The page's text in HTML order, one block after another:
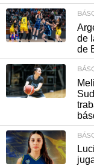
de
de